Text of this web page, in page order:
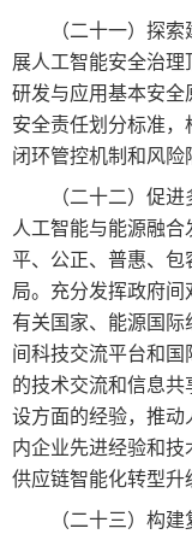
（二十一）探
展人工智能安全治
研发与应用基本安全
安全责任划分标准
闭环管控机制和风险
（二十二）促
人工智能与能源融
平、公正、普惠、包
局。充分发挥政府
有关国家、能源国际
间科技交流平台和
的技术交流和信息
设方面的经验，推动
内企业先进经验和技
供应链智能化转型升
（二十三）构